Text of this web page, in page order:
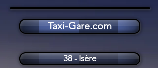
Taxi Réaumont (38140)
Taxi-Gare.com
38 - Isère